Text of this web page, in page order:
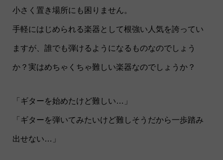
小さく置き場所にも困りません。
手軽にはじめられる楽器として根強い人気を誇ってい
ますが、誰でも弾けるようになるものなのでしょう
か？実はめちゃくちゃ難しい楽器なのでしょうか？
「ギターを始めたけど難しい…」
「ギターを弾いてみたいけど難しそうだから一歩踏み
出せない…」